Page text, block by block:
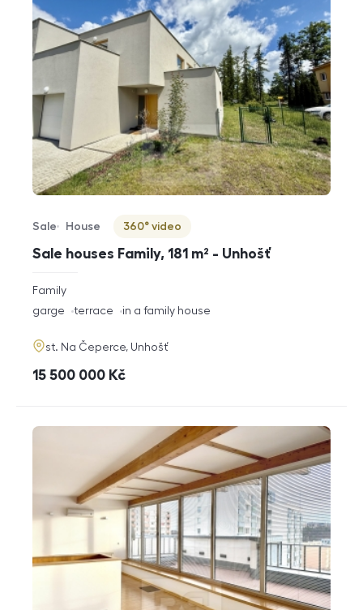
Sale houses Family, 181 m² - Unhošť
Offer type
Sale
Property type
House
Virtuální prohlídka
360° video
rozměry
disposition
Family
funkce
garge terrace in a family house
adresa
st. Na Čeperce, Unhošť
cena
15 500 000 Kč